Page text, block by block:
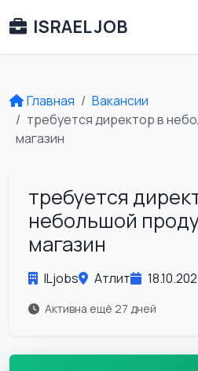
ISRAEL JOB
Главная
Вакансии
требуется директор в
магазин
требуется
небольшой
магазин
ILjobs Атлит
Активна ещё 27 дней